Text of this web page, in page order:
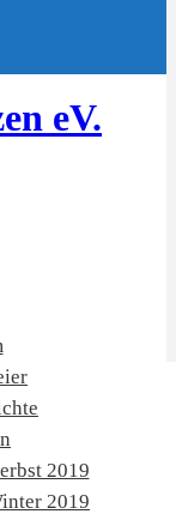
eV.
2019
2019